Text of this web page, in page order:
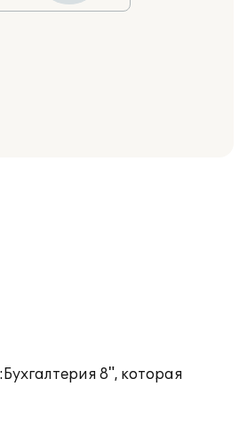
8", которая